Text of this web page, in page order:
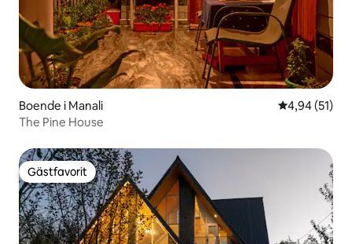
Boende i Manali 4,94 av 5 i
4,94 (51)
The Pine House
Gästfavorit
Gästfavorit